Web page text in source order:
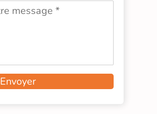
Envoyer